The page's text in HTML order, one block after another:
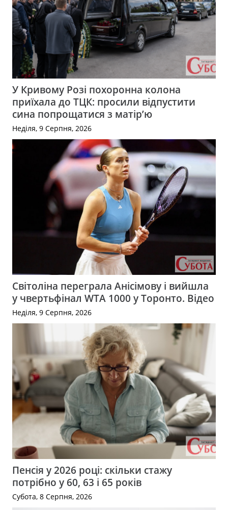
У Кривому Розі похоронна колона
приїхала до ТЦК: просили відпустити
сина попрощатися з матір’ю
Неділя, 9 Серпня, 2026
Світоліна переграла Анісімову і вийшла
у чвертьфінал WTA 1000 у Торонто. Відео
Неділя, 9 Серпня, 2026
Пенсія у 2026 році: скільки стажу
потрібно у 60, 63 і 65 років
Субота, 8 Серпня, 2026